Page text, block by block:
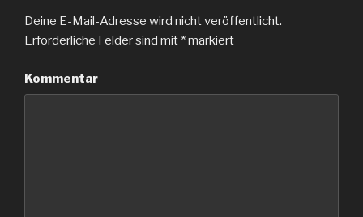
Deine E-Mail-Adresse wird nicht veröffentlicht.
Erforderliche Felder sind mit *markiert
Kommentar